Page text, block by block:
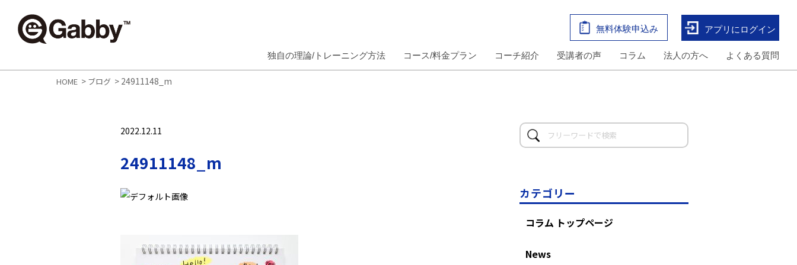
無料体験申込み アプリにログイン
独自の理論/トレーニング方法 コース/料金プラン コーチ紹介 受講者の声 コラム 法人の方へ よくある質問
HOME > ブログ > 24911148_m
2022.12.11
24911148_m
カテゴリー
コラム トップページ
News